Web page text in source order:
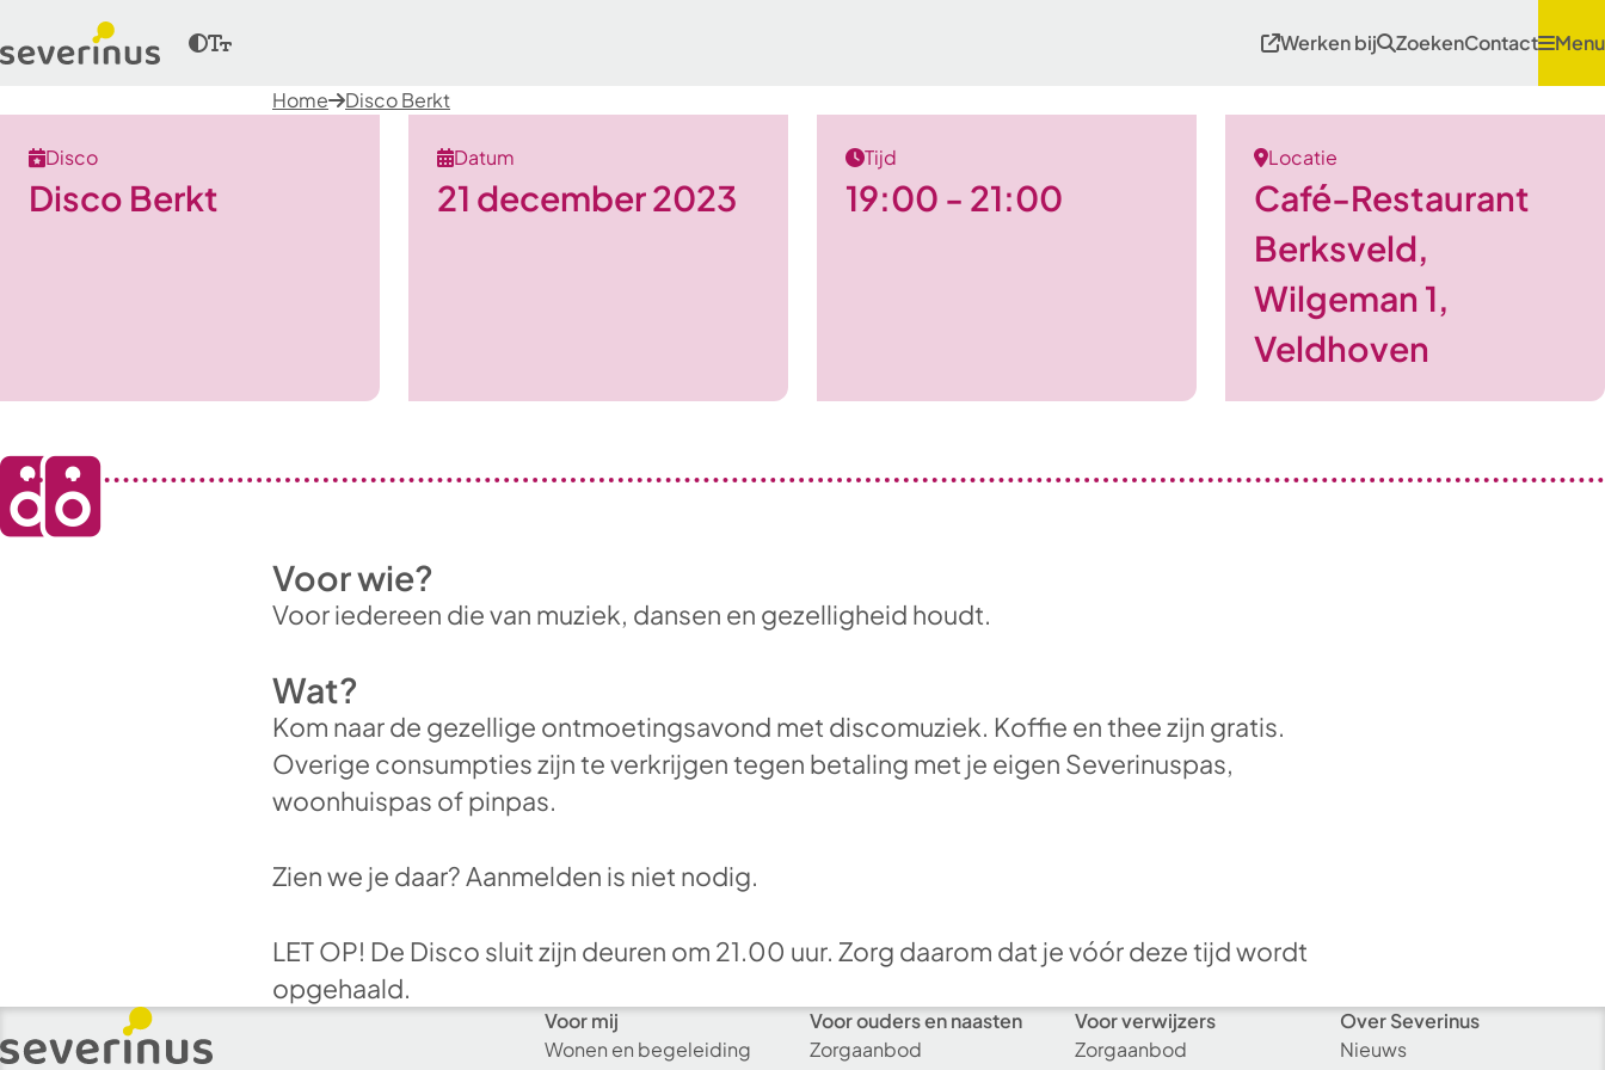
Werken bij ZoekenContact Menu
Home Disco Berkt
Disco
Disco Berkt
Datum
21 december 2023
Tijd
19:00 - 21:00
Locatie
Café-Restaurant
Berksveld,
Wilgeman 1,
Veldhoven
Voor wie?
Voor iedereen die van muziek, dansen en gezelligheid houdt.
Wat?
Kom naar de gezellige ontmoetingsavond met discomuziek. Koffie en thee zijn gratis.
Overige consumpties zijn te verkrijgen tegen betaling met je eigen Severinuspas,
woonhuispas of pinpas.
Zien we je daar? Aanmelden is niet nodig.
LET OP! De Disco sluit zijn deuren om 21.00 uur. Zorg daarom dat je vóór deze tijd wordt
opgehaald.
Voor mij
Wonen en begeleiding
Voor ouders en naasten
Zorgaanbod
Voor verwijzers
Zorgaanbod
Over Severinus
Nieuws